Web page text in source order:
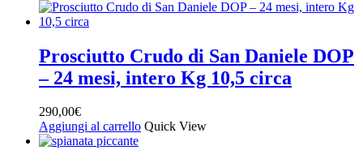
Prosciutto Crudo di San Daniele DOP
– 24 mesi, intero Kg 10,5 circa
290,00€
Aggiungi al carrello Quick View